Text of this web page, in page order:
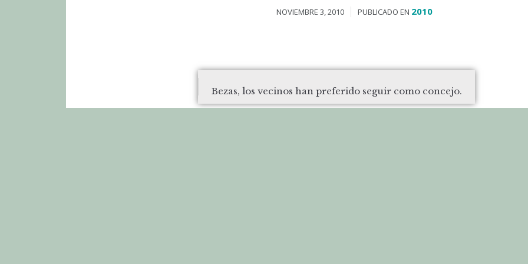
NOVIEMBRE 3, 2010 PUBLICADO EN 2010
Bezas, los vecinos han preferido seguir como concejo.